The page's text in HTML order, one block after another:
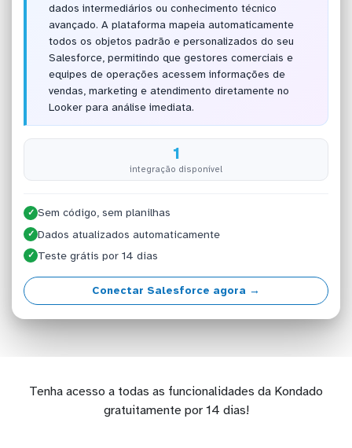
dados intermediários ou conhecimento técnico
avançado. A plataforma mapeia automaticamente
todos os objetos padrão e personalizados do seu
Salesforce, permitindo que gestores comerciais e
equipes de operações acessem informações de
vendas, marketing e atendimento diretamente no
Looker para análise imediata.
1
integração disponível
✓ Sem código, sem planilhas
✓ Dados atualizados automaticamente
✓ Teste grátis por 14 dias
Conectar Salesforce agora →
Tenha acesso a todas as funcionalidades da Kondado
gratuitamente por 14 dias!